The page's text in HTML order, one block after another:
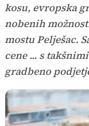
kosu, evropska
nobenih
mostu Pelješac.
cene ... s
gradbeno